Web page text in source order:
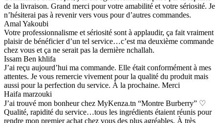
de la livraison. Grand merci pour votre amabilité et votre sériosité. Je
n’hésiterai pas à revenir vers vous pour d’autres commandes.
Amal Yakoubi
Votre professionnalisme et sériosité sont à applaudir, ça fait vraiment
plaisir de bénéficier d’un tel service…c’est ma deuxième commande
chez vous et ça ne serait pas la dernière nchallah.
Issam Ben khlifa
J’ai reçu aujourd’hui ma commande. Elle était conformément à mes
attentes. Je vous remercie vivement pour la qualité du produit mais
aussi pour la perfection du service. À la prochaine. Merci
Haifa marzouki
J’ai trouvé mon bonheur chez MyKenza.tn “Montre Burberry” ♡
Qualité, rapidité du service…tous les ingrédients étaient réunis pour
rendre mon premier achat chez vous des plus agréables. À très